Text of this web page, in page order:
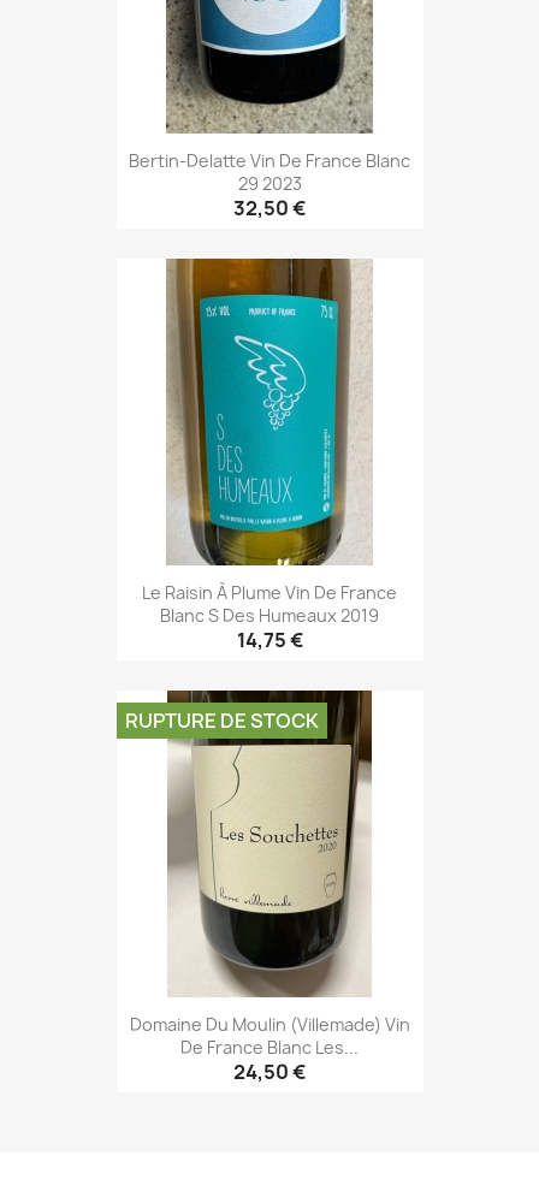
Bertin-Delatte Vin De France Blanc
29 2023
32,50 €
Le Raisin À Plume Vin De France
Blanc S Des Humeaux 2019
14,75 €
Domaine Du Moulin (Villemade) Vin
De France Blanc Les...
24,50 €
RUPTURE DE STOCK